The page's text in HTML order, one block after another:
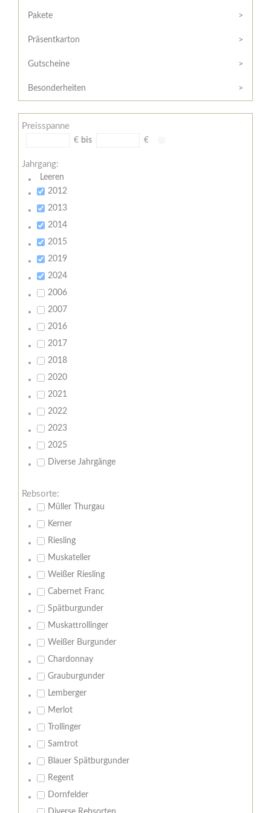
/
Widerrufsformular
AGB
Zahlungsbedingungen
Meine
Pakete
Präsentkarton
Gutscheine
Besonderheiten
Preisspanne
€ bis €
Jahrgang:
Leeren
2012
2013
2014
2015
2019
2024
2006
2007
2016
2017
2018
2020
2021
2022
2023
2025
Diverse Jahrgänge
Rebsorte:
Müller Thurgau
Kerner
Riesling
Muskateller
Weißer Riesling
Cabernet Franc
Spätburgunder
Muskattrollinger
Weißer Burgunder
Chardonnay
Grauburgunder
Lemberger
Merlot
Trollinger
Samtrot
Blauer Spätburgunder
Regent
Dornfelder